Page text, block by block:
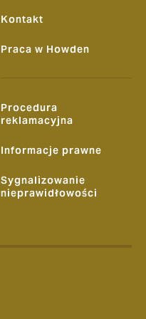
Kontakt
Praca w Howden
Procedura
reklamacyjna
Informacje prawne
Sygnalizowanie
nieprawidłowości